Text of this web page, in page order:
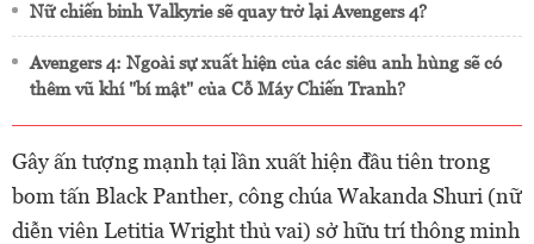
Nữ chiến binh Valkyrie sẽ quay trở lại Avengers 4?
Avengers 4: Ngoài sự xuất hiện của các siêu anh hùng sẽ có
thêm vũ khí "bí mật" của Cỗ Máy Chiến Tranh?
Gây ấn tượng mạnh tại lần xuất hiện đầu tiên trong
bom tấn Black Panther, công chúa Wakanda Shuri (nữ
diễn viên Letitia Wright thủ vai) sở hữu trí thông minh